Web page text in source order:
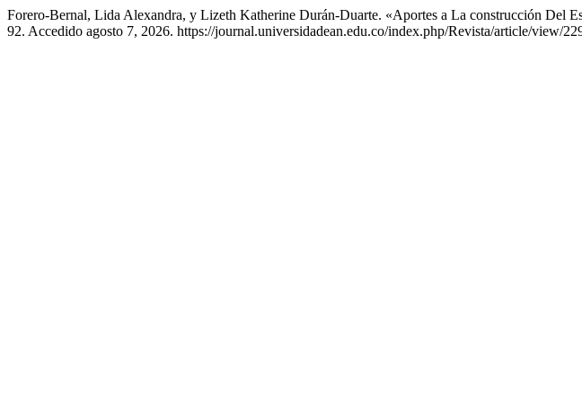
Forero-Bernal, Lida Alexandra, y Lizeth Katherine Durán-Duarte. «Aportes a La construcción Del
92. Accedido agosto 7, 2026. https://journal.universidadean.edu.co/index.php/Revista/article/view/